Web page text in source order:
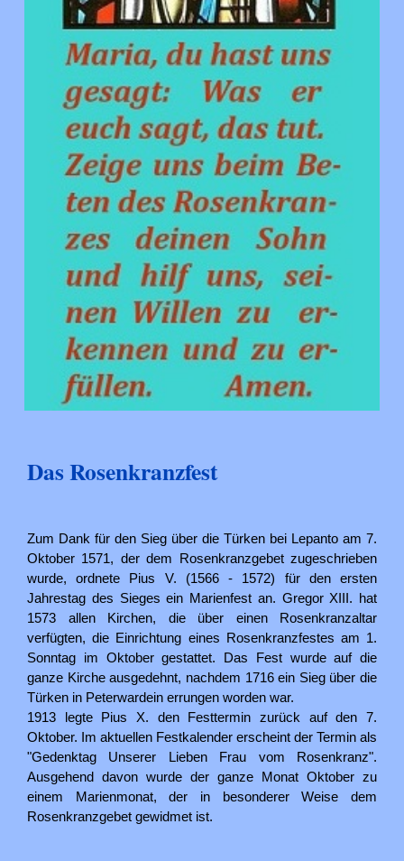
Das Rosenkranzfest
Zum Dank für den Sieg über die Türken bei Lepanto am 7.
Oktober 1571, der dem Rosenkranzgebet zugeschrieben
wurde, ordnete Pius V. (1566 - 1572) für den ersten
Jahrestag des Sieges ein Marienfest an. Gregor XIII. hat
1573 allen Kirchen, die über einen Rosenkranzaltar
verfügten, die Einrichtung eines Rosenkranzfestes am 1.
Sonntag im Oktober gestattet. Das Fest wurde auf die
ganze Kirche ausgedehnt, nachdem 1716 ein Sieg über die
Türken in Peterwardein errungen worden war.
1913 legte Pius X. den Festtermin zurück auf den 7.
Oktober. Im aktuellen Festkalender erscheint der Termin als
"Gedenktag Unserer Lieben Frau vom Rosenkranz".
Ausgehend davon wurde der ganze Monat Oktober zu
einem Marienmonat, der in besonderer Weise dem
Rosenkranzgebet gewidmet ist.